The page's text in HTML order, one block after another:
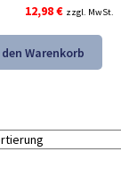
Ursprünglicher
war:
19,64 €
12,98€Aktueller
ist:
12,98 €.
zzgl. MwSt.
Warenkorb